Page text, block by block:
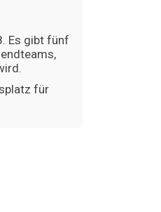
Es gibt fünf
für